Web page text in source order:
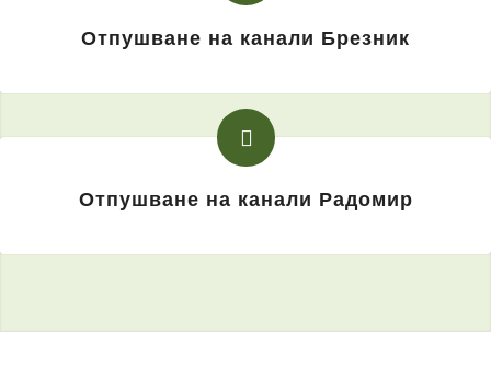
Отпушване на канали Брезник
Отпушване на канали Радомир